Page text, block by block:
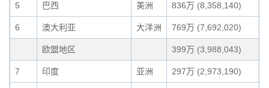
5 巴西 美洲 836万 (8,358,140)
6 澳大利亚 大洋洲 769万 (7,692,020)
欧盟地区 399万 (3,988,043)
7 印度 亚洲 297万 (2,973,190)